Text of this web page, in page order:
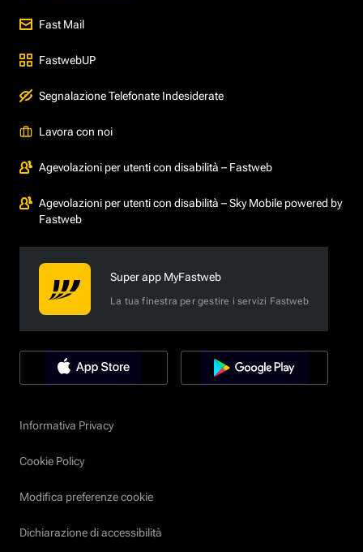
Fast Mail
FastwebUP
Segnalazione Telefonate Indesiderate
Lavora con noi
Agevolazioni per utenti con disabilità – Fastweb
Agevolazioni per utenti con disabilità – Sky Mobile powered by
Fastweb
Super app MyFastweb
La tua finestra per gestire i servizi Fastweb
Informativa Privacy
Cookie Policy
Modifica preferenze cookie
Dichiarazione di accessibilità